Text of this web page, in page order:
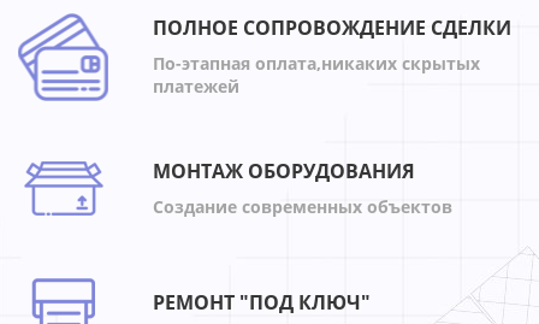
ПОЛНОЕ СОПРОВОЖДЕНИЕ СДЕЛКИ
По-этапная оплата,никаких скрытых
платежей
МОНТАЖ ОБОРУДОВАНИЯ
Создание современных объектов
РЕМОНТ "ПОД КЛЮЧ"